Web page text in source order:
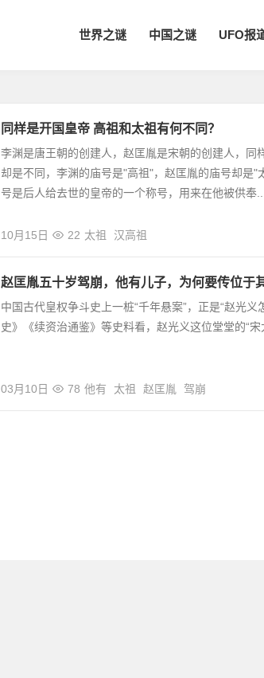
世界之谜 中国之谜 UFO报
同样是开国皇帝 高祖和太祖有何不同？
李渊是唐王朝的创建人，赵匡胤是宋朝的创建人，同
却是不同，李渊的庙号是"高祖"，赵匡胤的庙号却是"
号是后人给去世的皇帝的一个称号，用来在他被供奉...
10月15日 22 太祖 汉高祖
赵匡胤五十岁驾崩，他有儿子，为何要传位于
中国古代皇权争斗史上一桩“千年悬案”，正是“赵光
史》《续资治通鉴》等史料看，赵光义这位堂堂的“宋
03月10日 78 他有 太祖 赵匡胤 驾崩